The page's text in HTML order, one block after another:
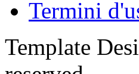
Termini
Template